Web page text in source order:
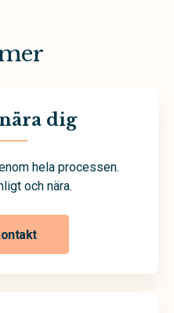
dig
hela processen.
och nära.